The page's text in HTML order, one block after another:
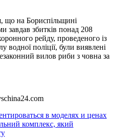
що на Бориспільщині
завдав збитків понад 208
рейду, проведеного із
водної поліції, були виявлені
вилов риби з човна за
в моделях и ценах
комплекс, який